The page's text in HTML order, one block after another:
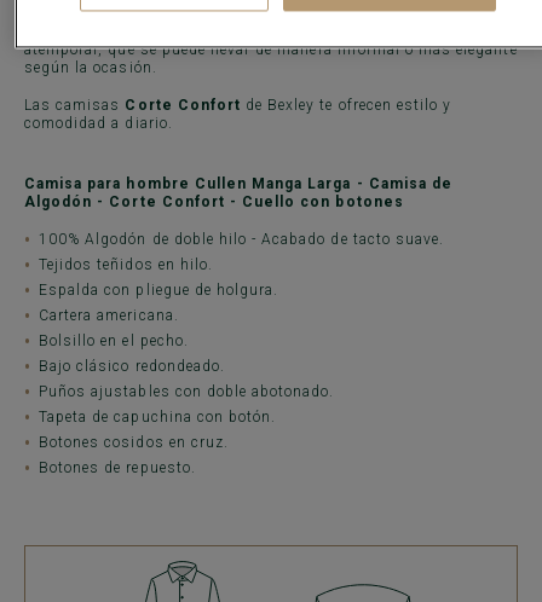
atemporal, que se puede llevar de manera informal o más elegante
según la ocasión.
Las camisas Corte Confort de Bexley te ofrecen estilo y
comodidad a diario.
Camisa para hombre Cullen Manga Larga - Camisa de
Algodón - Corte Confort - Cuello con botones
100% Algodón de doble hilo - Acabado de tacto suave.
Tejidos teñidos en hilo.
Espalda con pliegue de holgura.
Cartera americana.
Bolsillo en el pecho.
Bajo clásico redondeado.
Puños ajustables con doble abotonado.
Tapeta de capuchina con botón.
Botones cosidos en cruz.
Botones de repuesto.